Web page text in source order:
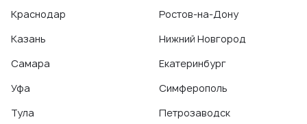
Краснодар
Казань
Самара
Уфа
Тула
Ростов-на-Дону
Нижний Новгород
Екатеринбург
Симферополь
Петрозаводск